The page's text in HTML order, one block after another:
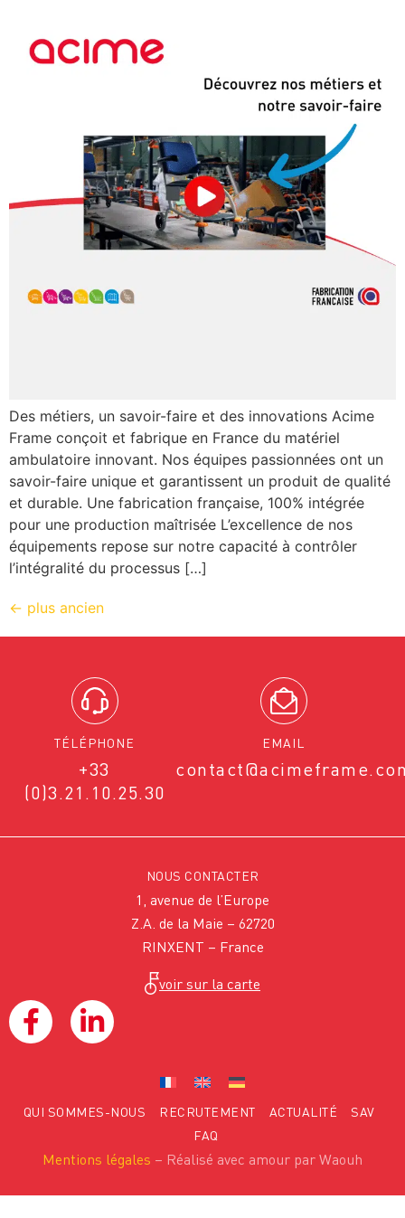
Des métiers, un savoir-faire et des innovations Acime
Frame conçoit et fabrique en France du matériel
ambulatoire innovant. Nos équipes passionnées ont un
savoir-faire unique et garantissent un produit de qualité
et durable. Une fabrication française, 100% intégrée
pour une production maîtrisée L’excellence de nos
équipements repose sur notre capacité à contrôler
l’intégralité du processus […]
← plus ancien
TÉLÉPHONE
+33
(0)3.21.10.25.30
EMAIL
NOUS CONTACTER
1, avenue de l’Europe
Z.A. de la Maie – 62720
RINXENT – France
voir sur la carte
QUI SOMMES-NOUS RECRUTEMENT ACTUALITÉ
SAV
FAQ
Mentions légales – Réalisé avec amour par Waouh